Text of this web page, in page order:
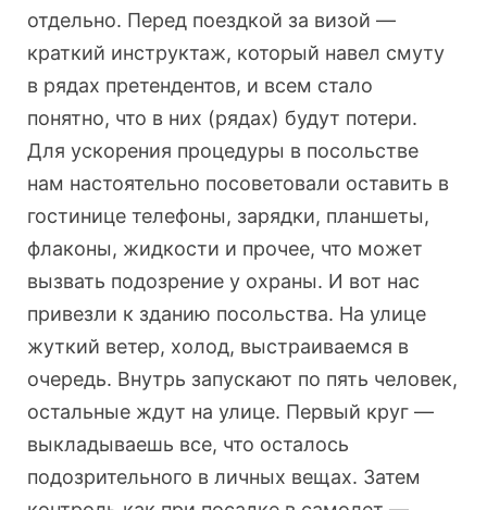
отдельно. Перед поездкой за визой —
краткий инструктаж, который навел смуту
в рядах претендентов, и всем стало
понятно, что в них (рядах) будут потери.
Для ускорения процедуры в посольстве
нам настоятельно посоветовали оставить в
гостинице телефоны, зарядки, планшеты,
флаконы, жидкости и прочее, что может
вызвать подозрение у охраны. И вот нас
привезли к зданию посольства. На улице
жуткий ветер, холод, выстраиваемся в
очередь. Внутрь запускают по пять человек,
остальные ждут на улице. Первый круг —
выкладываешь все, что осталось
подозрительного в личных вещах. Затем